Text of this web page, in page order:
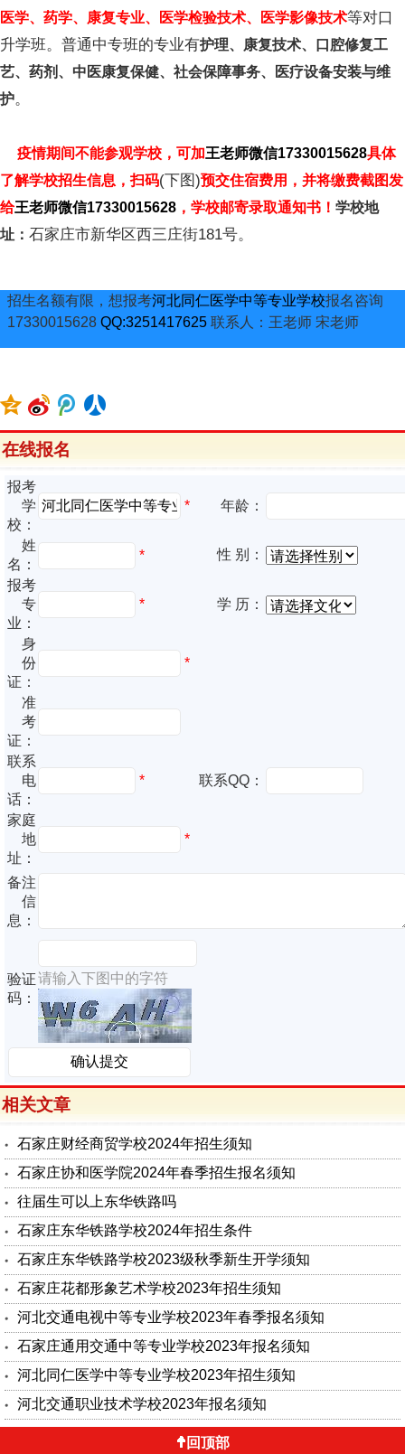
医学、药学、康复专业、医学检验技术、医学影像技术等对口
升学班。普通中专班的专业有护理、康复技术、口腔修复工
艺、药剂、中医康复保健、社会保障事务、医疗设备安装与维
护。
疫情期间不能参观学校，可加王老师微信17330015628具体
了解学校招生信息，扫码(下图)预交住宿费用，并将缴费截图发
给王老师微信17330015628 ，学校邮寄录取通知书！ 学校地
址： 石家庄市新华区西三庄街181号。
招生名额有限，想报考河北同仁医学中等专业学校报名咨询
17330015628 QQ:3251417625 联系人：王老师 宋老师
在线报名
报考
学
校：
* 年龄：
姓
名：
*
性 别：
报考
专
业：
* 学 历：
身
份
证：
*
准
考
证：
联系
电
话：
* 联系QQ：
家庭
地
址：
*
备注
信
息：
验证
码：
请输入下图中的字符
相关文章
石家庄财经商贸学校2024年招生须知
石家庄协和医学院2024年春季招生报名须知
往届生可以上东华铁路吗
石家庄东华铁路学校2024年招生条件
石家庄东华铁路学校2023级秋季新生开学须知
石家庄花都形象艺术学校2023年招生须知
河北交通电视中等专业学校2023年春季报名须知
石家庄通用交通中等专业学校2023年报名须知
河北同仁医学中等专业学校2023年招生须知
河北交通职业技术学校2023年报名须知
回顶部